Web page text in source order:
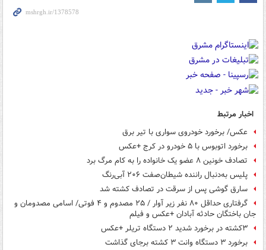
اخبار مرتبط
عکس/ برخورد خودروی سواری با تیر برق
برخورد اتوبوس با ۵ خودرو در کرج +عکس
تصادف خونین ۸ عضو یک خانواده را به کام مرگ برد
پلیس به‌دنبال راننده شیطان‌صفت ۲۰۶ آبی‌رنگ
سارق گوشی پس از سرقت در تصادف کشته شد
گرفتاری حداقل ۸۰ نفر زیر آوار / ۲۵ مصدوم و ۴ فوتی/ اسامی مصدومان و
جان باختگان حادثه آبادان +عکس و فیلم
۳کشته در برخورد شدید ۲ دستگاه تریلر +عکس
برخورد ۳ دستگاه وانت ۳ کشته برجای گذاشت